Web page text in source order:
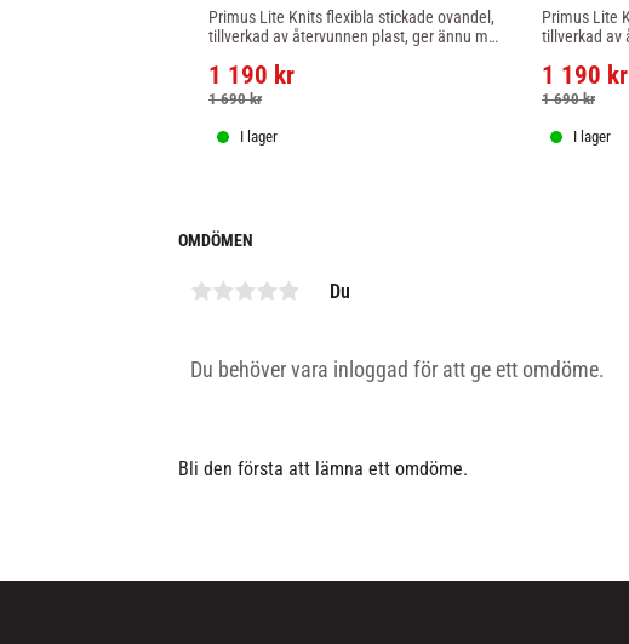
Primus Lite Knits flexibla stickade ovandel,
tillverkad av återvunnen plast, ger ännu mer
Primus Lite.
1 190 kr
1 690kr
I lager
Primus Lite
tillverkad av
Primus Lite.
1 190 kr
1 690kr
I lager
OMDÖMEN
Du
Bli den första att lämna ett omdöme.